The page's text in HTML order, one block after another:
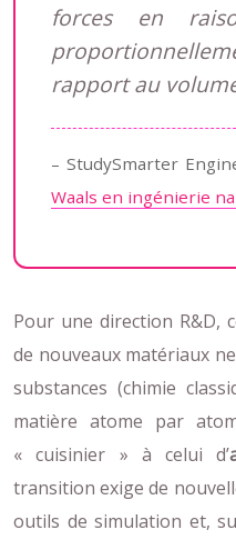
forces en
rapport au
– StudySmarter
Waals en ingénierie
Pour une direction R&D,
de nouveaux matériaux
substances (chimie
matière atome par
« cuisinier » à celui d’
transition exige de
outils de simulation et,